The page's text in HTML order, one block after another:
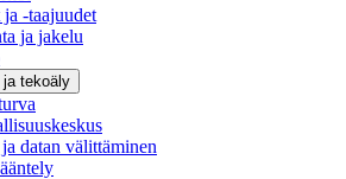
-taajuudet
ja jakelu
ja tekoäly
datan välittäminen